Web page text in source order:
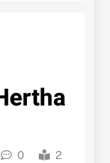
0
2